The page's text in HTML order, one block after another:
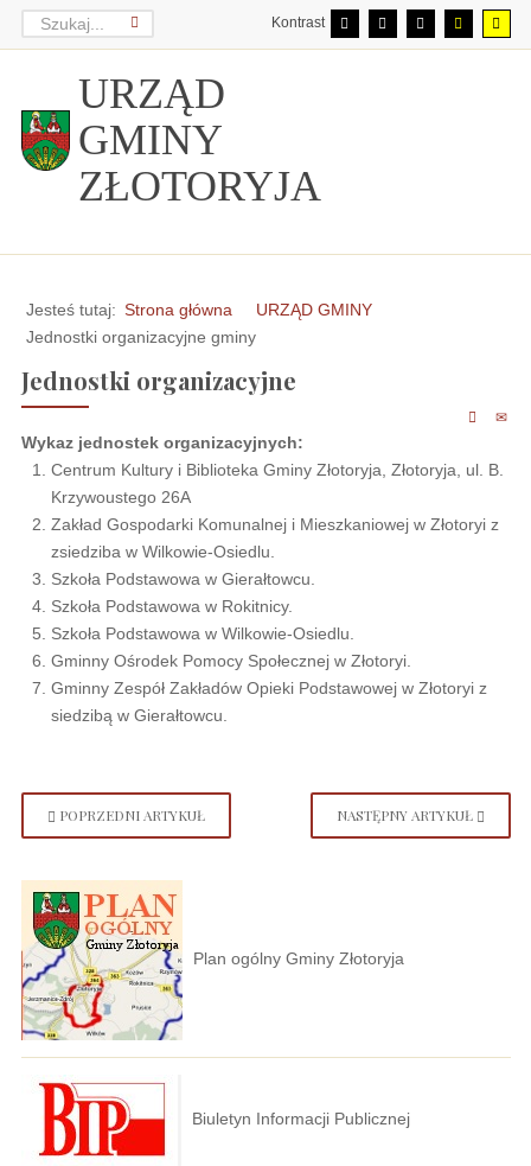
Kontrast
URZĄD
GMINY
ZŁOTORYJA
Jesteś tutaj: Strona główna
URZĄD GMINY
Jednostki organizacyjne gminy
Jednostki organizacyjne
Wykaz jednostek organizacyjnych:
Centrum Kultury i Biblioteka Gminy Złotoryja, Złotoryja, ul. B.
Krzywoustego 26A
Zakład Gospodarki Komunalnej i Mieszkaniowej w Złotoryi z
zsiedziba w Wilkowie-Osiedlu.
Szkoła Podstawowa w Gierałtowcu.
Szkoła Podstawowa w Rokitnicy.
Szkoła Podstawowa w Wilkowie-Osiedlu.
Gminny Ośrodek Pomocy Społecznej w Złotoryi.
Gminny Zespół Zakładów Opieki Podstawowej w Złotoryi z
siedzibą w Gierałtowcu.
POPRZEDNI ARTYKUŁ NASTĘPNY ARTYKUŁ
Plan ogólny Gminy Złotoryja
Biuletyn Informacji Publicznej